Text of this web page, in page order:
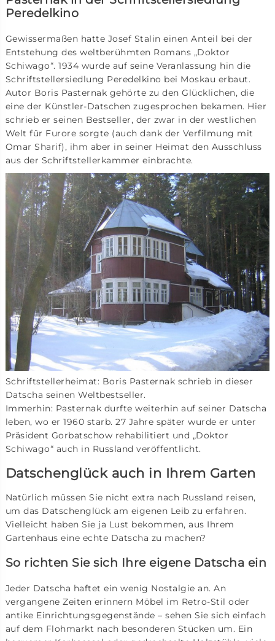
Peredelkino
Gewissermaßen hatte Josef Stalin einen Anteil bei der
Entstehung des weltberühmten Romans „Doktor
Schiwago“. 1934 wurde auf seine Veranlassung hin die
Schriftstellersiedlung Peredelkino bei Moskau erbaut.
Autor Boris Pasternak gehörte zu den Glücklichen, die
eine der Künstler-Datschen zugesprochen bekamen. Hier
schrieb er seinen Bestseller, der zwar in der westlichen
Welt für Furore sorgte (auch dank der Verfilmung mit
Omar Sharif), ihm aber in seiner Heimat den Ausschluss
aus der Schriftstellerkammer einbrachte.
Schriftstellerheimat: Boris Pasternak schrieb in dieser
Datscha seinen Weltbestseller.
Immerhin: Pasternak durfte weiterhin auf seiner Datscha
leben, wo er 1960 starb. 27 Jahre später wurde er unter
Präsident Gorbatschow rehabilitiert und „Doktor
Schiwago“ auch in Russland veröffentlicht.
Datschenglück auch in Ihrem Garten
Natürlich müssen Sie nicht extra nach Russland reisen,
um das Datschenglück am eigenen Leib zu erfahren.
Vielleicht haben Sie ja Lust bekommen, aus Ihrem
Gartenhaus eine echte Datscha zu machen?
So richten Sie sich Ihre eigene Datscha ein
Jeder Datscha haftet ein wenig Nostalgie an. An
vergangene Zeiten erinnern Möbel im Retro-Stil oder
antike Einrichtungsgegenstände – sehen Sie sich einfach
auf dem Flohmarkt nach besonderen Stücken um. Ein